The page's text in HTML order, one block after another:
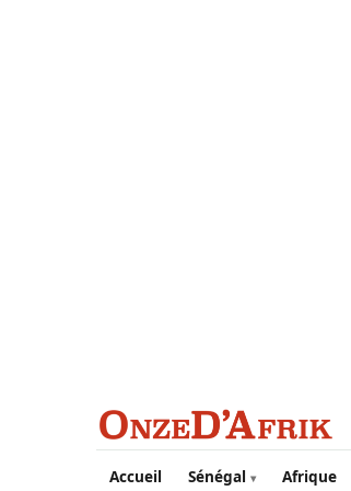
Aller au contenu principal
Accueil Sénégal Afrique